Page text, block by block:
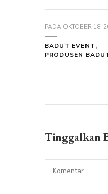
PADA OKTOBER 18,
BADUT EVENT
PRODUSEN
Tinggalkan